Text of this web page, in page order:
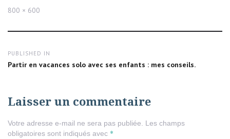
Full
800 × 600
de
PUBLISHED IN
Partir en vacances solo avec ses enfants : mes conseils.
Laisser un commentaire
Votre adresse e-mail ne sera pas publiée.
Les champs
obligatoires sont indiqués avec *